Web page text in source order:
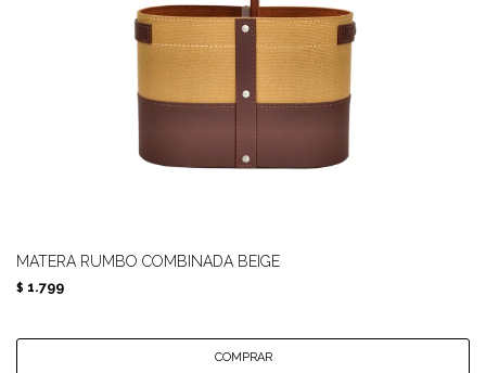
MATERA RUMBO COMBINADA BEIGE
$ 1.799